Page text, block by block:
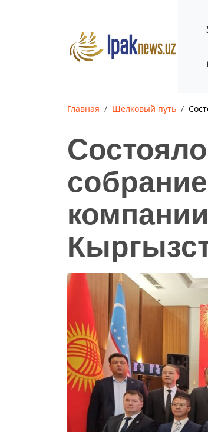
Главная Шелковый путь